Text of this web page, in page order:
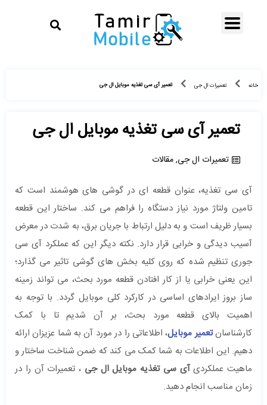
خانه تعمیرات ال جی تعمیر آی سی تغذیه موبایل ال جی
تعمیر آی سی تغذیه موبایل ال جی
تعمیرات ال جی,مقالات
آی سی تغذیه، عنوان قطعه ای در گوشی های هوشمند است که
تامین ولتاژ مورد نیاز دستگاه را فراهم می کند. ساختار این قطعه
بسیار ظریف است و به دلیل ارتباط با جریان برق، به شدت در معرض
آسیب دیدگی و خرابی قرار دارد. نکته دیگر این که عملکرد آی سی
جوری تنظیم شده که روی کلیه بخش های گوشی تاثیر می گذارد؛
این یعنی خرابی یا از کار افتادن قطعه مورد بحث، می تواند زمینه
ساز بروز ایرادهای اساسی در کارکرد کلی موبایل گردد. با توجه به
اهمیت بالای قطعه مورد بحث، بر آن شدیم تا با کمک
کارشناسانتعمیر موبایل، اطلاعاتی را در مورد آن به شما عزیزان ارائه
دهیم. این اطلاعات به شما کمک می کند که ضمن شناخت ساختار و
ماهیت عملکردیآی سی تغذیه موبایل ال جی ، تعمیرات آن را در
زمان مناسب انجام دهید.